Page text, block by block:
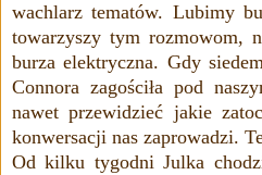
wachlarz tematów. Lubimy
towarzyszy tym rozmowom,
burza elektryczna. Gdy
Connora zagościła pod
nawet przewidzieć jakie
konwersacji nas zaprowadzi.
Od kilku tygodni Julka